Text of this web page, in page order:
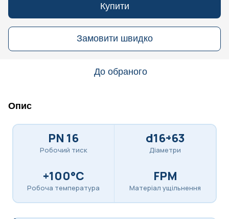
Купити
Замовити швидко
До обраного
Опис
PN 16
Робочий тиск
d16÷63
Діаметри
+100°C
Робоча температура
FPM
Матеріал ущільнення